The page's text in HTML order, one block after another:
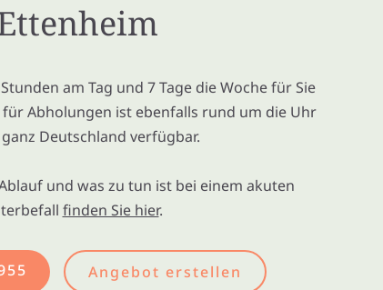
am Tag und 7 Tage die Woche für Sie
für Abholungen ist ebenfalls rund um die Uhr
Deutschland verfügbar.
und was zu tun ist bei einem akuten
finden Sie hier.
Angebot erstellen